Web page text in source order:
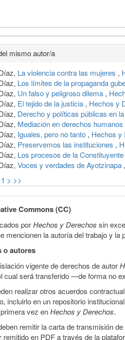
mismo autor/a
La violencia contra las mujeres ,
Los límites de la propaganda
Un falso y peligroso dilema ,
El tejido de la justicia , Hechos y
Derecho y políticas públicas en
Mediación en derechos humanos
Iguales, pero no tanto , Hechos y
Preservemos las instituciones ,
Los procesos de la Constituyente
Voces y verdades de Ayotzinapa ,
> >>
Commons (CC)
porHechos y Derechos sin
mencionen la autoría del trabajo y
o autores
vigente de derechos de autor
cual será transferido —de forma no
realizar otros acuerdos
incluirlo en un repositorio
vez enHechos y Derechos.
remitir la carta de transmisión
remitido en PDF a través de la